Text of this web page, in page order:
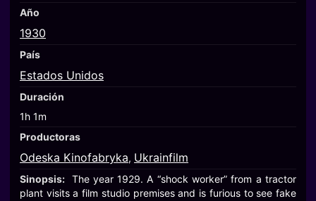
Año
1930
País
Estados Unidos
Duración
1h 1m
Productoras
Odeska Kinofabryka, Ukrainfilm
Sinopsis: The year 1929. A “shock worker” from a tractor
plant visits a film studio premises and is furious to see fake